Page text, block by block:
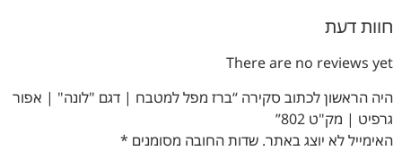
חוות דעת
There are no reviews yet
היה הראשון לכתוב סקירה “ברז מפל למטבח | דגם "לונה" | אפור
גרפיט | מק"ט 802”
האימייל לא יוצג באתר. שדות החובה מסומנים *